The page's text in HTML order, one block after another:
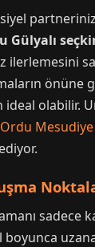
Gülyalı
ilerlemesini
olabilir.
Ordu Mesudiye